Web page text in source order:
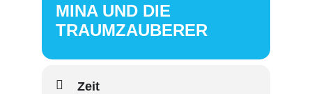
MINA UND DIE
TRAUMZAUBERER
Zeit